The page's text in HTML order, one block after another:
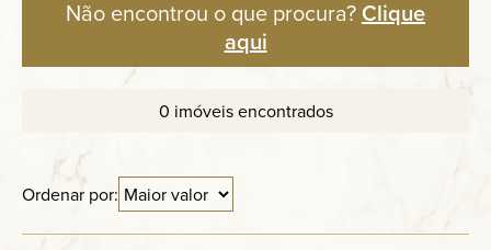
Sobre nós
Não encontrou o que procura?Clique
aqui
0 imóveis encontrados
Ordenar por: